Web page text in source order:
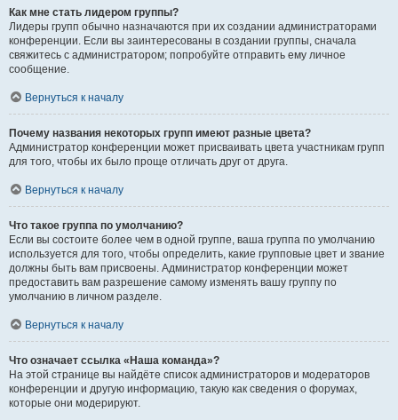
Как мне стать лидером группы?
Лидеры групп обычно назначаются при их создании администраторами
конференции. Если вы заинтересованы в создании группы, сначала
свяжитесь с администратором; попробуйте отправить ему личное
сообщение.
Вернуться к началу
Почему названия некоторых групп имеют разные цвета?
Администратор конференции может присваивать цвета участникам групп
для того, чтобы их было проще отличать друг от друга.
Вернуться к началу
Что такое группа по умолчанию?
Если вы состоите более чем в одной группе, ваша группа по умолчанию
используется для того, чтобы определить, какие групповые цвет и звание
должны быть вам присвоены. Администратор конференции может
предоставить вам разрешение самому изменять вашу группу по
умолчанию в личном разделе.
Вернуться к началу
Что означает ссылка «Наша команда»?
На этой странице вы найдёте список администраторов и модераторов
конференции и другую информацию, такую как сведения о форумах,
которые они модерируют.